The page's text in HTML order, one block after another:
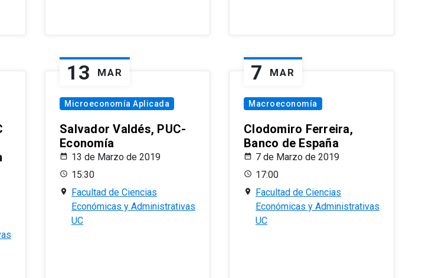
13 MAR
Microeconomía Aplicada
Salvador Valdés, PUC-
Economía
13 de Marzo de 2019
15:30
Facultad de Ciencias
Económicas y Administrativas
UC
7 MAR
Macroeconomía
Clodomiro Ferreira,
Banco de España
7 de Marzo de 2019
17:00
Facultad de Ciencias
Económicas y Administrativas
UC